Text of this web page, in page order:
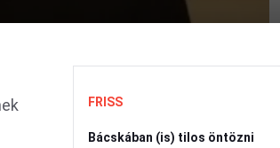
FRISS
Bácskában (is) tilos öntözni